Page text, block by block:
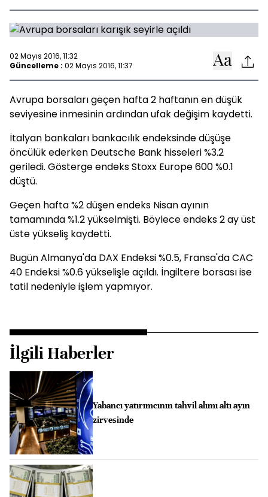
02 Mayıs 2016, 11:32
Güncelleme : 02 Mayıs 2016, 11:37
Avrupa borsaları geçen hafta 2 haftanın en düşük
seviyesine inmesinin ardından ufak değişim kaydetti.
İtalyan bankaları bankacılık endeksinde düşüşe
öncülük ederken Deutsche Bank hisseleri %3.2
geriledi. Gösterge endeks Stoxx Europe 600 %0.1
düştü.
Geçen hafta %2 düşen endeks Nisan ayının
tamamında %1.2 yükselmişti. Böylece endeks 2 ay üst
üste yükseliş kaydetti.
Bugün Almanya'da DAX Endeksi %0.5, Fransa'da CAC
40 Endeksi %0.6 yükselişle açıldı. İngiltere borsası ise
tatil nedeniyle işlem yapmıyor.
İlgili Haberler
Yabancı yatırımcının tahvil alımı altı ayın
zirvesinde